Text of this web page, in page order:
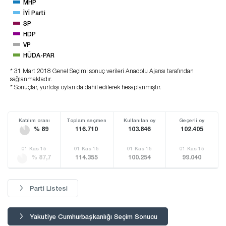
MHP
İYİ Parti
SP
HDP
VP
HÜDA-PAR
* 31 Mart 2018 Genel Seçimi sonuç verileri Anadolu Ajansı tarafından
sağlanmaktadır.
* Sonuçlar, yurtdışı oyları da dahil edilerek hesaplanmıştır.
Katılım oranı
% 89
Toplam seçmen
116.710
Kullanılan oy
103.846
Geçerli oy
102.405
01 Kas 15
% 87,7
01 Kas 15
114.355
01 Kas 15
100.254
01 Kas 15
99.040
Parti Listesi
Yakutiye Cumhurbaşkanlığı Seçim Sonucu